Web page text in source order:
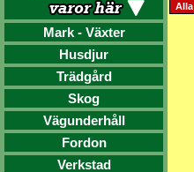
Mark - Växter
Husdjur
Trädgård
Skog
Vägunderhåll
Fordon
Verkstad
Alla